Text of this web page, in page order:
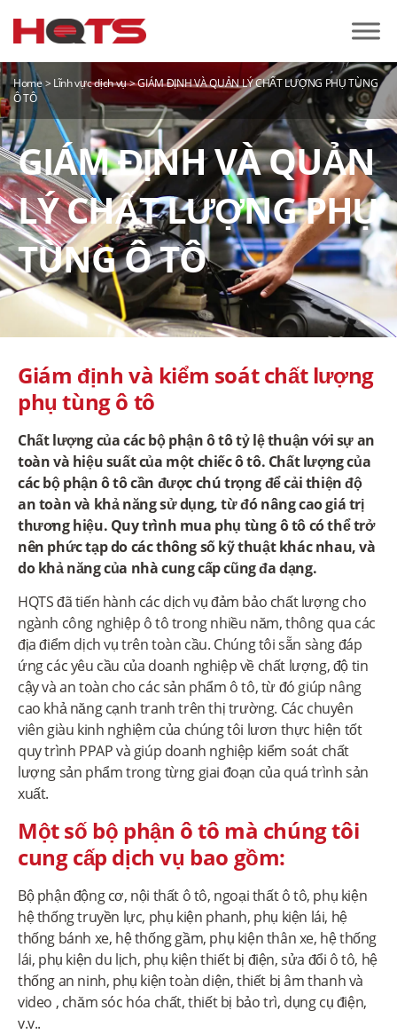
Home> Lĩnh vực dịch vụ>GIÁM ĐỊNH VÀ QUẢN LÝ CHẤT LƯỢNG PHỤ TÙNG
Ô TÔ
GIÁM ĐỊNH VÀ QUẢN
LÝ CHẤT LƯỢNG PHỤ
TÙNG Ô TÔ
Giám định và kiểm soát chất lượng
phụ tùng ô tô
Chất lượng của các bộ phận ô tô tỷ lệ thuận với sự an
toàn và hiệu suất của một chiếc ô tô. Chất lượng của
các bộ phận ô tô cần được chú trọng để cải thiện độ
an toàn và khả năng sử dụng, từ đó nâng cao giá trị
thương hiệu. Quy trình mua phụ tùng ô tô có thể trở
nên phức tạp do các thông số kỹ thuật khác nhau, và
do khả năng của nhà cung cấp cũng đa dạng.
HQTS đã tiến hành các dịch vụ đảm bảo chất lượng cho
ngành công nghiệp ô tô trong nhiều năm, thông qua các
địa điểm dịch vụ trên toàn cầu. Chúng tôi sẵn sàng đáp
ứng các yêu cầu của doanh nghiệp về chất lượng, độ tin
cậy và an toàn cho các sản phẩm ô tô, từ đó giúp nâng
cao khả năng cạnh tranh trên thị trường. Các chuyên
viên giàu kinh nghiệm của chúng tôi lươn thực hiện tốt
quy trình PPAP và giúp doanh nghiệp kiểm soát chất
lượng sản phẩm trong từng giai đoạn của quá trình sản
xuất.
Một số bộ phận ô tô mà chúng tôi
cung cấp dịch vụ bao gồm:
Bộ phận động cơ, nội thất ô tô, ngoại thất ô tô, phụ kiện
hệ thống truyền lực, phụ kiện phanh, phụ kiện lái, hệ
thống bánh xe, hệ thống gầm, phụ kiện thân xe, hệ thống
lái, phụ kiện du lịch, phụ kiện thiết bị điện, sửa đổi ô tô, hệ
thống an ninh, phụ kiện toàn diện, thiết bị âm thanh và
video , chăm sóc hóa chất, thiết bị bảo trì, dụng cụ điện,
v.v..